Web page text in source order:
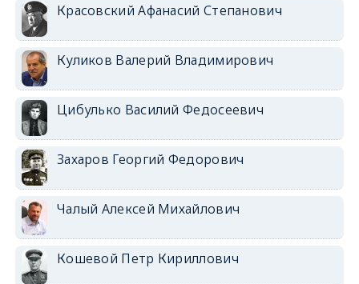
Красовский Афанасий Степанович
Куликов Валерий Владимирович
Цибулько Василий Федосеевич
Захаров Георгий Федорович
Чалый Алексей Михайлович
Кошевой Петр Кириллович